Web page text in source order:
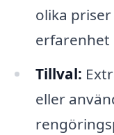
olika
erfarenhet
Tillval:
eller